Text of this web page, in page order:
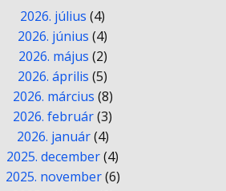
2026. július (4)
2026. június (4)
2026. május (2)
2026. április (5)
2026. március (8)
2026. február(3)
2026. január(4)
2025. december(4)
2025. november(6)